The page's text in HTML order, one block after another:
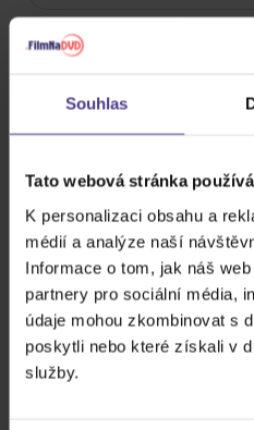
Souhlas
Tato webová stránka
K personalizaci obsahu a
médií a analýze naší
Informace o tom, jak náš
partnery pro sociální média,
údaje mohou zkombinovat s
poskytli nebo které získali v
služby.
Skladem
Znovu u